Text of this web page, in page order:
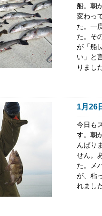
船。朝
変わっ
た。一
た。そ
が「船
い」と
りまし
1月26
今日も
す。朝
んばり
せん。
た。メ
が、粘
れまし